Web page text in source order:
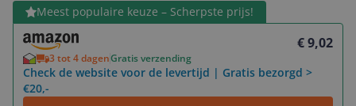
Meest populaire keuze – Scherpste prijs!
€ 9,02
3 tot 4 dagenGratis verzending
Check de website voor de levertijd | Gratis bezorgd >
€20,-
Bekijk product